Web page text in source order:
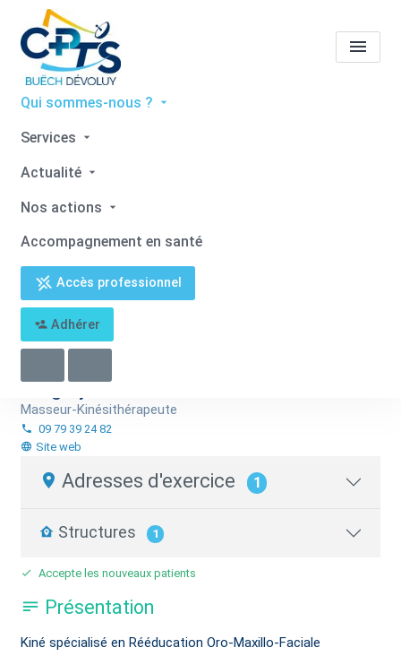
Qui sommes-nous ?
Services
Actualité
Nos actions
Accompagnement en santé
Accès professionnel
Adhérer
Tous les professionnels de
santé
Accueil
Retour
Grégory BERLINGARD
Masseur-Kinésithérapeute
09 79 39 24 82
Site web
Adresses d'exercice 1
Structures 1
Accepte les nouveaux patients
Présentation
Kiné spécialisé en Rééducation Oro-Maxillo-Faciale